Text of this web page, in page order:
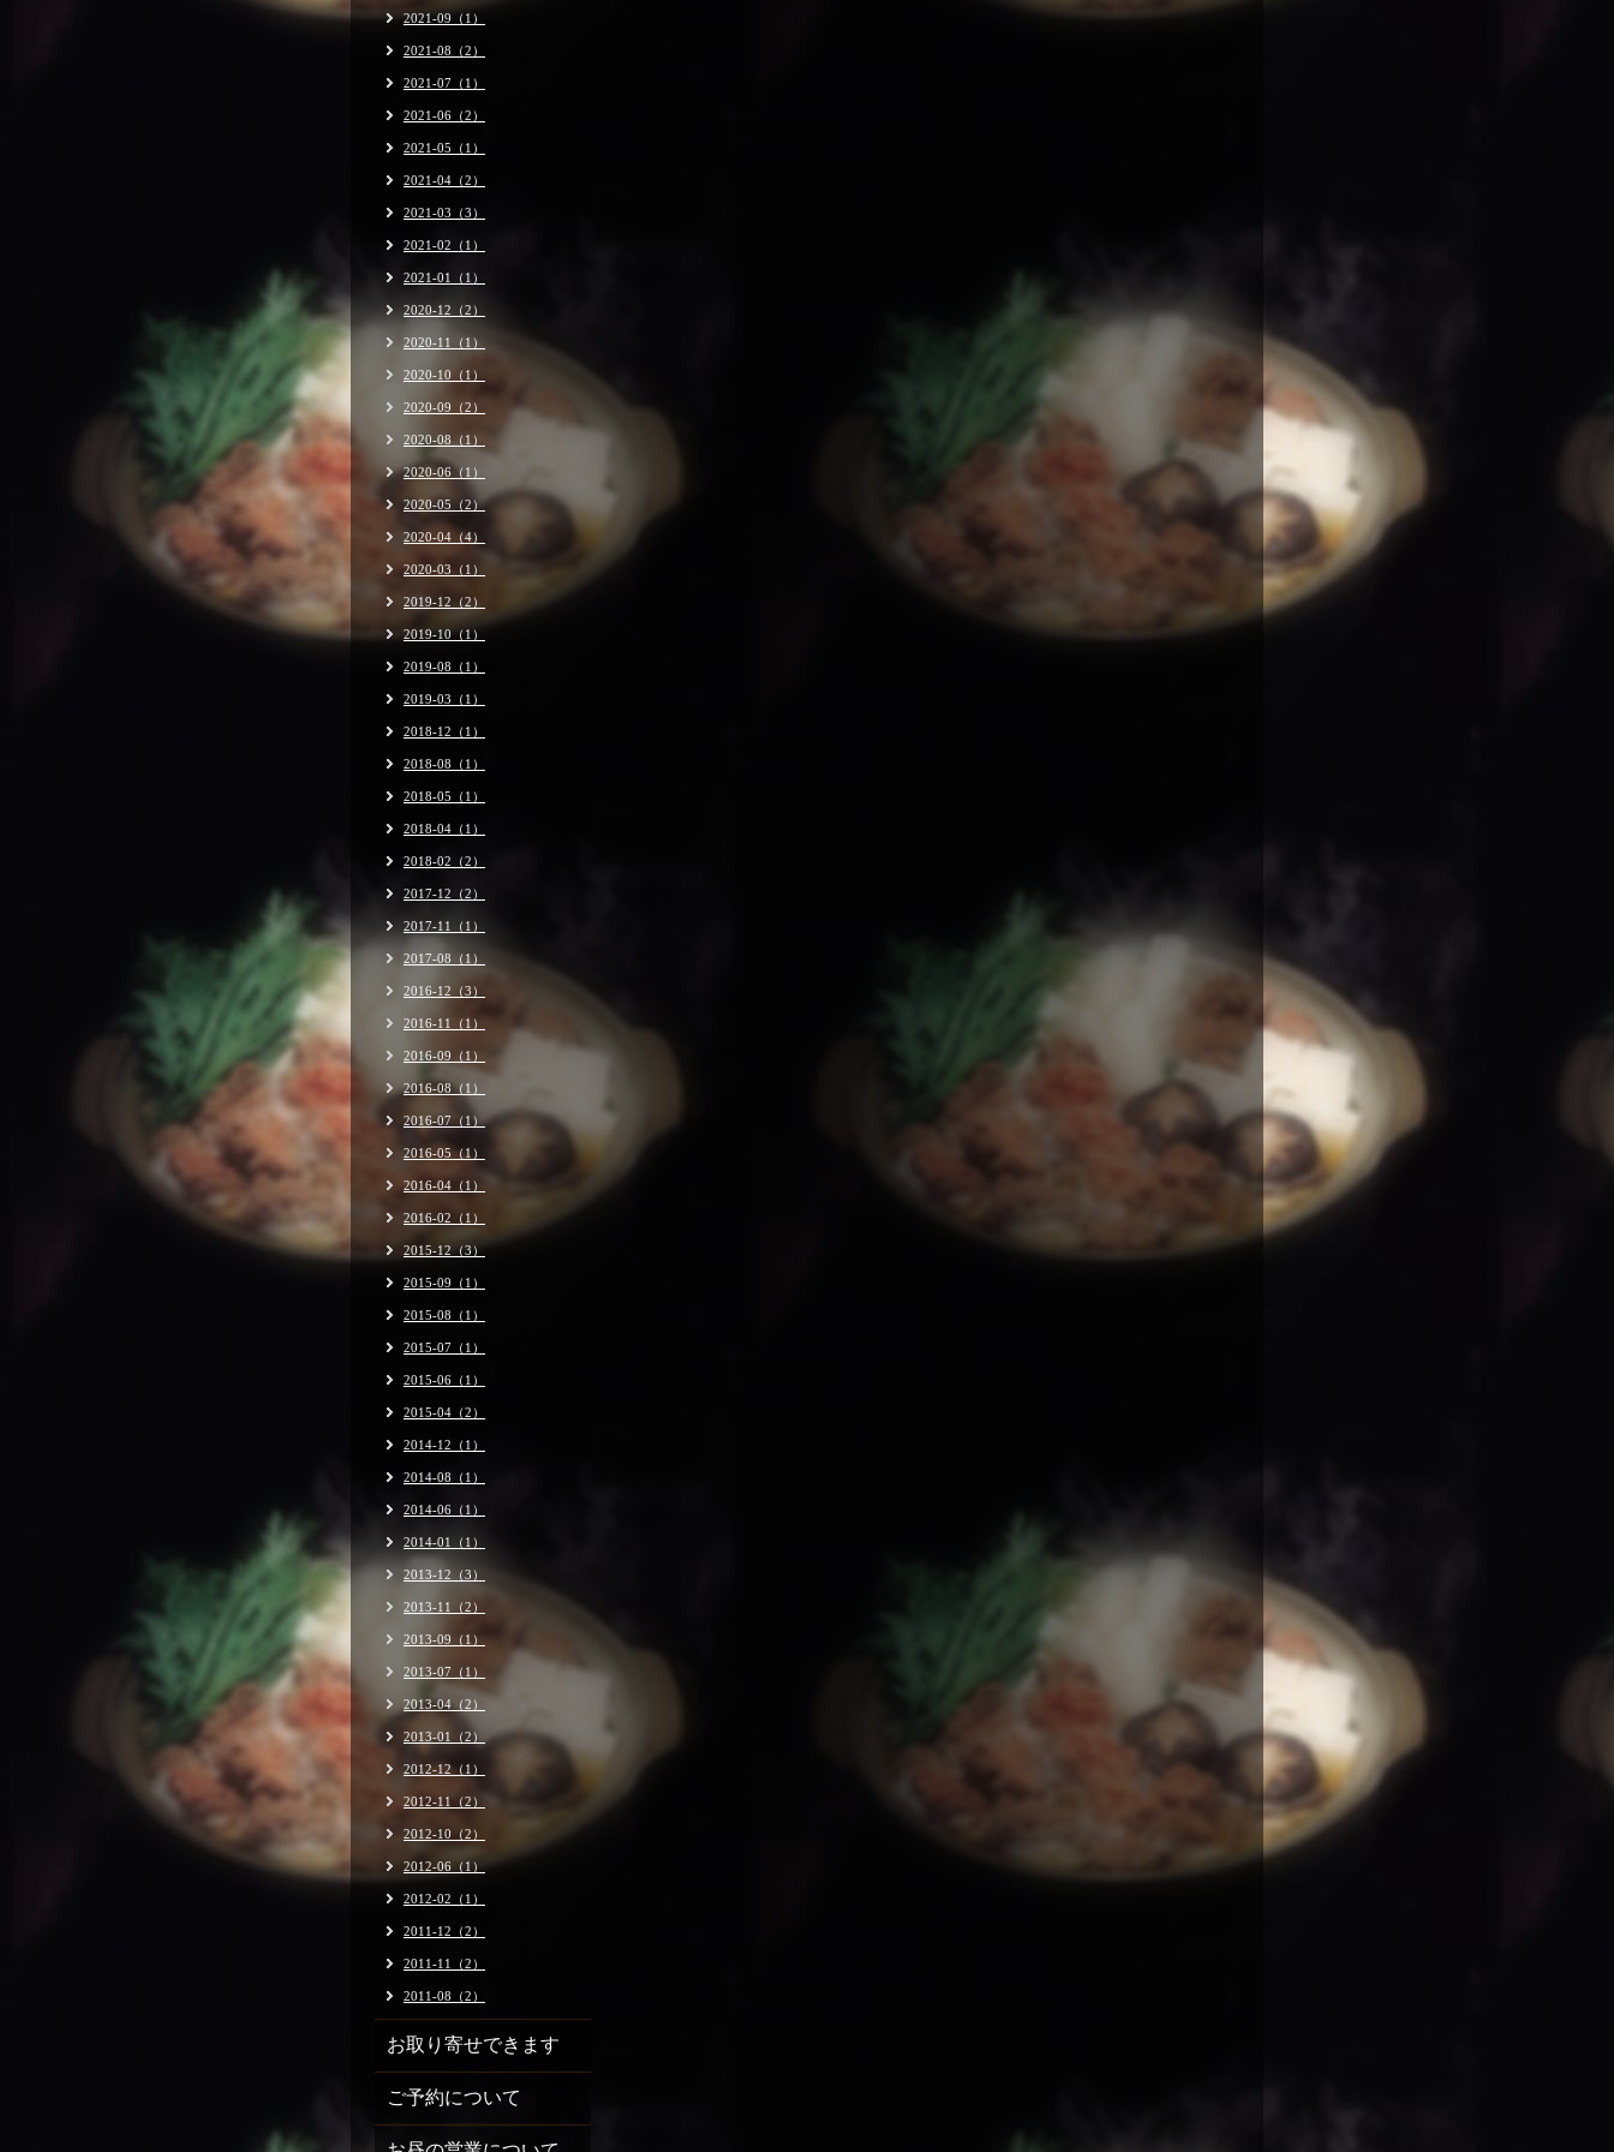
2021-09（1）
2021-08（2）
2021-07（1）
2021-06（2）
2021-05（1）
2021-04（2）
2021-03（3）
2021-02（1）
2021-01（1）
2020-12（2）
2020-11（1）
2020-10（1）
2020-09（2）
2020-08（1）
2020-06（1）
2020-05（2）
2020-04（4）
2020-03（1）
2019-12（2）
2019-10（1）
2019-08（1）
2019-03（1）
2018-12（1）
2018-08（1）
2018-05（1）
2018-04（1）
2018-02（2）
2017-12（2）
2017-11（1）
2017-08（1）
2016-12（3）
2016-11（1）
2016-09（1）
2016-08（1）
2016-07（1）
2016-05（1）
2016-04（1）
2016-02（1）
2015-12（3）
2015-09（1）
2015-08（1）
2015-07（1）
2015-06（1）
2015-04（2）
2014-12（1）
2014-08（1）
2014-06（1）
2014-01（1）
2013-12（3）
2013-11（2）
2013-09（1）
2013-07（1）
2013-04（2）
2013-01（2）
2012-12（1）
2012-11（2）
2012-10（2）
2012-06（1）
2012-02（1）
2011-12（2）
2011-11（2）
2011-08（2）
お取り寄せできます
ご予約について